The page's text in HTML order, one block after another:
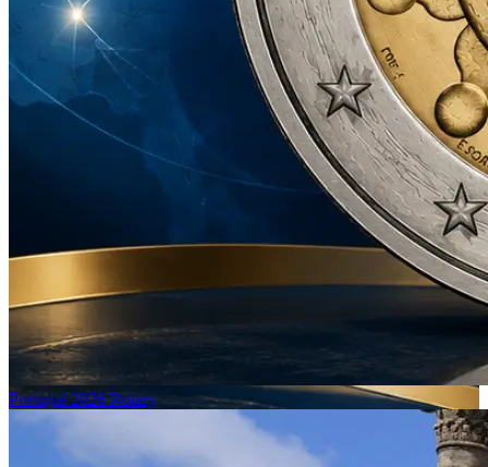
Portugal 2026 Rotary